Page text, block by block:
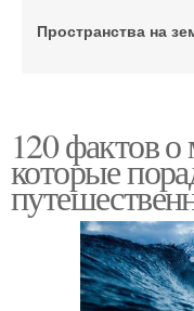
Пространства на
Виды на земле
Живет в водах
120 фактов
которые